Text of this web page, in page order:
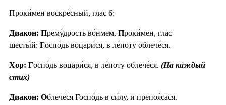
Проки́мен воскре́сный, глас 6:
Диакон: Прему́дрость во́нмем. Проки́мен, глас
шесты́й: Госпо́дь воцари́ся, в ле́поту облече́ся.
Хор: Госпо́дь воцари́ся, в ле́поту облече́ся. (На каждый
стих)
Диакон: Облече́ся Госпо́дь в си́лу, и препоя́сася.